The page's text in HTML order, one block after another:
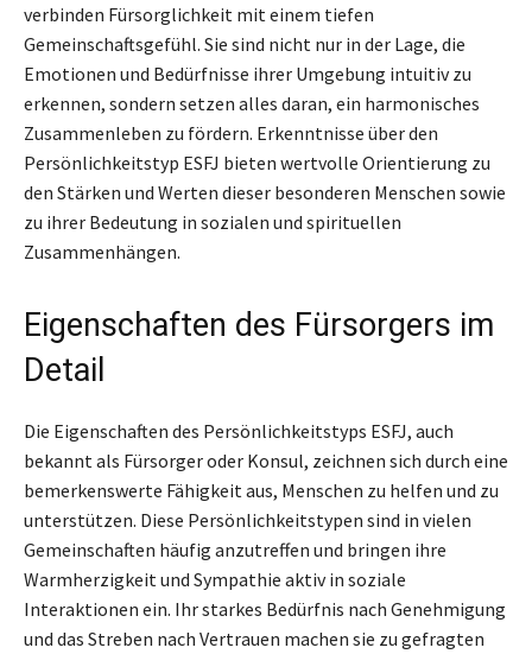
verbinden Fürsorglichkeit mit einem tiefen
Gemeinschaftsgefühl. Sie sind nicht nur in der Lage, die
Emotionen und Bedürfnisse ihrer Umgebung intuitiv zu
erkennen, sondern setzen alles daran, ein harmonisches
Zusammenleben zu fördern. Erkenntnisse über den
Persönlichkeitstyp ESFJ bieten wertvolle Orientierung zu
den Stärken und Werten dieser besonderen Menschen sowie
zu ihrer Bedeutung in sozialen und spirituellen
Zusammenhängen.
Eigenschaften des Fürsorgers im
Detail
Die Eigenschaften des Persönlichkeitstyps ESFJ, auch
bekannt als Fürsorger oder Konsul, zeichnen sich durch eine
bemerkenswerte Fähigkeit aus, Menschen zu helfen und zu
unterstützen. Diese Persönlichkeitstypen sind in vielen
Gemeinschaften häufig anzutreffen und bringen ihre
Warmherzigkeit und Sympathie aktiv in soziale
Interaktionen ein. Ihr starkes Bedürfnis nach Genehmigung
und das Streben nach Vertrauen machen sie zu gefragten